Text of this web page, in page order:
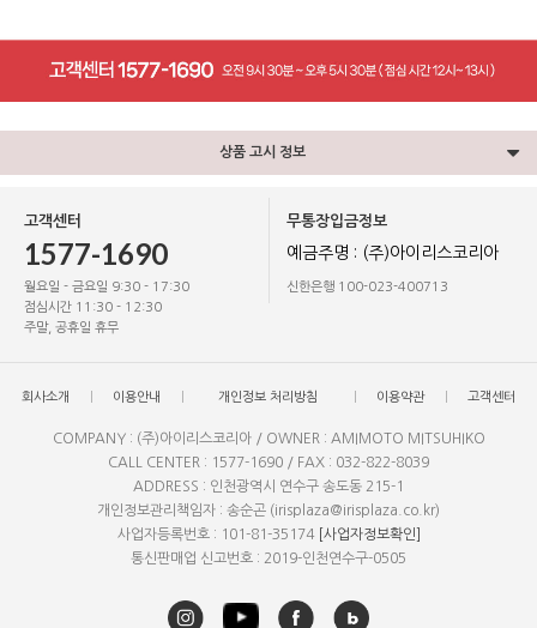
상품 고시 정보
고객센터
1577-1690
월요일 - 금요일 9:30 - 17:30
점심시간 11:30 - 12:30
주말, 공휴일 휴무
무통장입금정보
예금주명 : (주)아이리스코리아
신한은행 100-023-400713
회사소개 이용안내 개인정보 처리방침 이용약관 고객센터
COMPANY : (주)아이리스코리아 / OWNER : AMIMOTO MITSUHIKO
CALL CENTER : 1577-1690 / FAX : 032-822-8039
ADDRESS : 인천광역시 연수구 송도동 215-1
개인정보관리책임자 : 송순곤 (irisplaza@irisplaza.co.kr)
사업자등록번호 : 101-81-35174 [사업자정보확인]
통신판매업 신고번호 : 2019-인천연수구-0505